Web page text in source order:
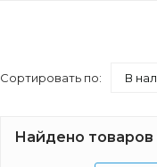
Сортировать по: В
Найдено товаров